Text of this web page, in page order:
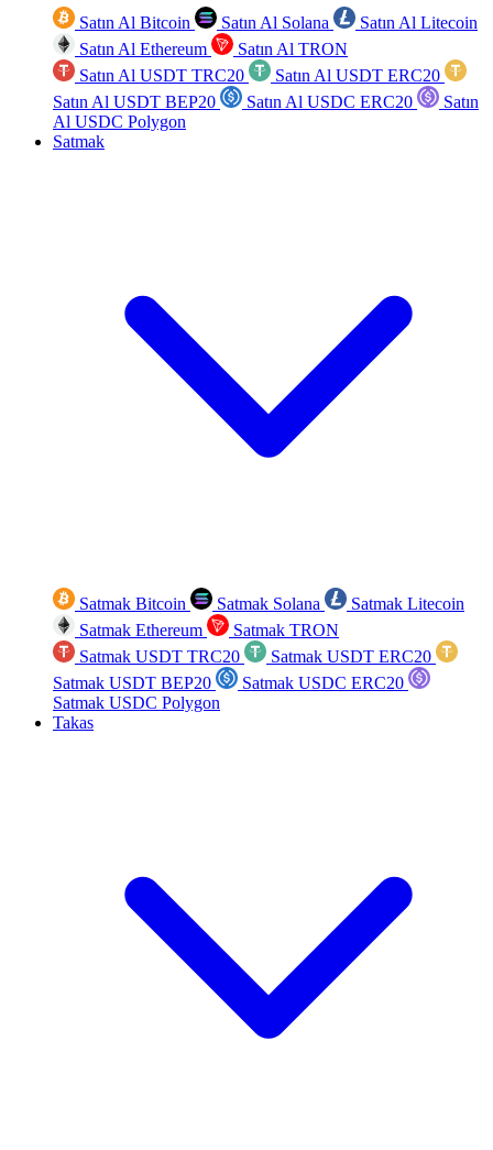
Satın Al Bitcoin Satın Al Solana
Satın Al Litecoin
Satın Al Ethereum
Satın Al TRON
Satın Al USDT TRC20
Satın Al USDT ERC20
Satın Al USDT BEP20
Satın Al USDC ERC20
Satın
Al USDC Polygon
Satmak
Satmak Bitcoin Satmak Solana
Satmak Litecoin
Satmak Ethereum
Satmak TRON
Satmak USDT TRC20
Satmak USDT ERC20
Satmak USDT BEP20
Satmak USDC ERC20
Satmak USDC Polygon
Takas